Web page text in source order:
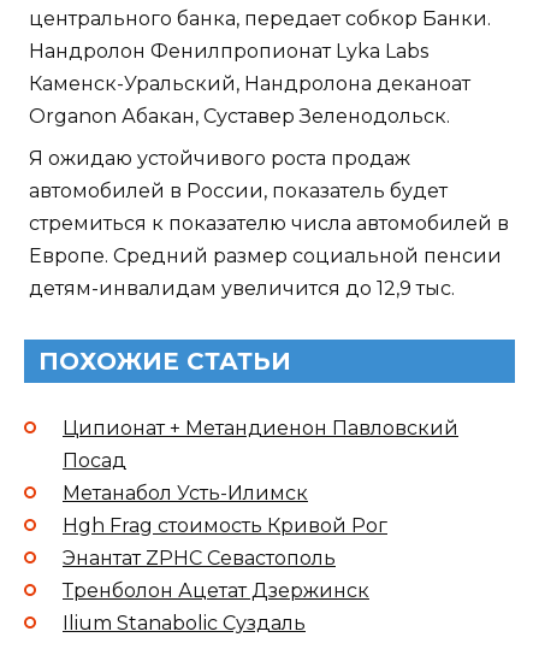
центрального банка, передает собкор Банки.
Нандролон Фенилпропионат Lyka Labs
Каменск-Уральский, Нандролона деканоат
Organon Абакан, Суставер Зеленодольск.
Я ожидаю устойчивого роста продаж
автомобилей в России, показатель будет
стремиться к показателю числа автомобилей в
Европе. Средний размер социальной пенсии
детям-инвалидам увеличится до 12,9 тыс.
ПОХОЖИЕ СТАТЬИ
Ципионат + Метандиенон Павловский
Посад
Метанабол Усть-Илимск
Hgh Frag стоимость Кривой Рог
Энантат ZPHC Севастополь
Тренболон Ацетат Дзержинск
Ilium Stanabolic Суздаль